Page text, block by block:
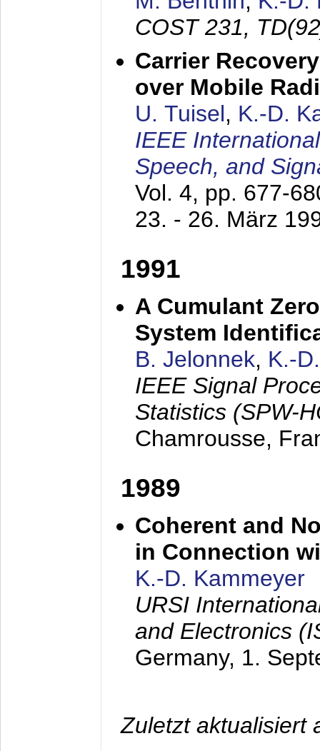
COST 231,
Carrier
over Mobile
U. Tuisel, K.-D.
IEEE
Speech, and
Vol. 4, pp. 677-
23. - 26. März
1991
A Cumulant
System
B. Jelonnek, K.-
IEEE Signal
Statistics (SPW-
Chamrousse,
1989
Coherent and
in Connection
K.-D. Kammeyer
URSI
and Electronics
Germany, 1.
Zuletzt aktualisiert